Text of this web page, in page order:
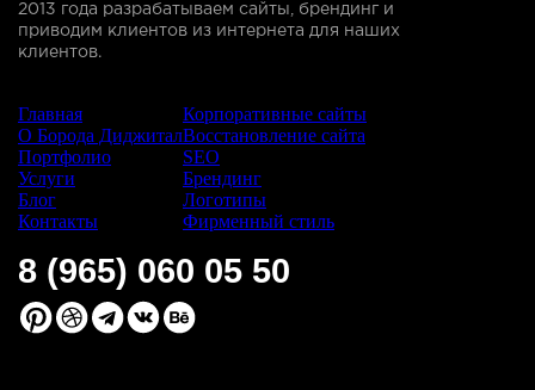
2013 года разрабатываем сайты, брендинг и
приводим клиентов из интернета для наших
клиентов.
Главная
О Борода Диджитал
Портфолио
Услуги
Блог
Контакты
Корпоративные сайты
Восстановление сайта
SEO
Брендинг
Логотипы
Фирменный стиль
8 (965) 060 05 50